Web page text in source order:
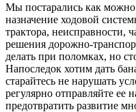
Мы постарались как можно
назначение ходовой
трактора, неисправности,
решения дорожно-
делать при поломках, но
Напоследок хотим дать
старайтесь не нарушать
регулярно отправляйте ее
предотвратить развитие